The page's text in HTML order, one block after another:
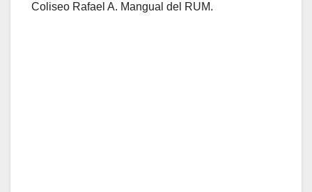
Coliseo Rafael A. Mangual del RUM.